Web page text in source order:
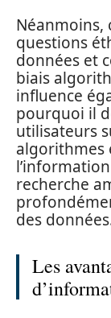
Néanmoins,
questions
données et
biais
influence
pourquoi il
utilisateurs
algorithmes
recherche
des
Les